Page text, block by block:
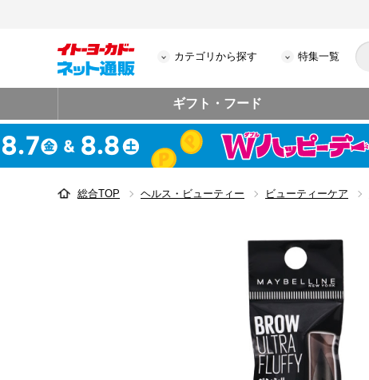
カテゴリから探す 特集一覧
ギフト・フード
総合TOP ヘルス・ビューティー ビューティーケア